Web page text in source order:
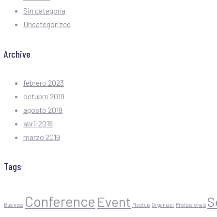
Sin categoría
Uncategorized
Archive
febrero 2023
octubre 2019
agosto 2019
abril 2019
marzo 2019
Tags
Business Conference Event Meetup Organizer Professionals